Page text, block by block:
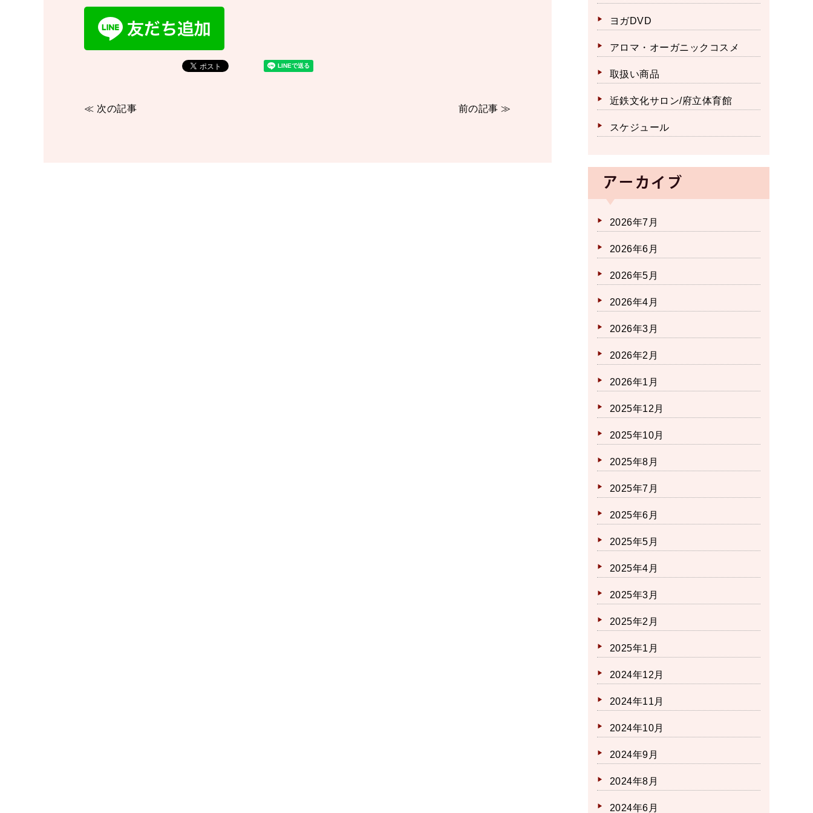
≪ 次の記事 前の記事 ≫
ヨガDVD
アロマ・オーガニックコスメ
取扱い商品
近鉄文化サロン/府立体育館
スケジュール
アーカイブ
2026年7月
2026年6月
2026年5月
2026年4月
2026年3月
2026年2月
2026年1月
2025年12月
2025年10月
2025年8月
2025年7月
2025年6月
2025年5月
2025年4月
2025年3月
2025年2月
2025年1月
2024年12月
2024年11月
2024年10月
2024年9月
2024年8月
2024年6月